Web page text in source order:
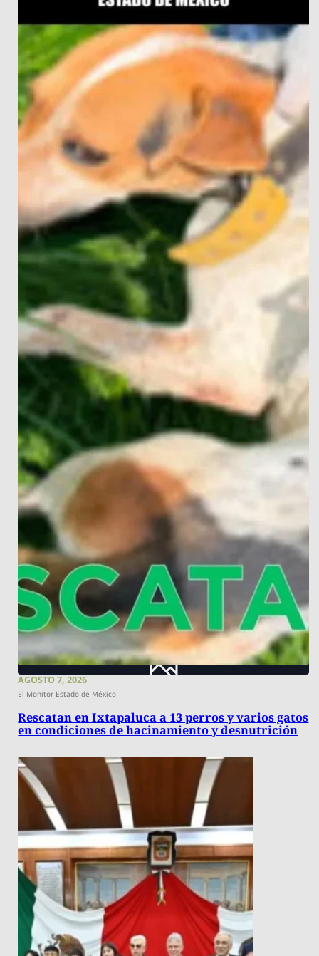
AGOSTO 7, 2026
El Monitor Estado de México
Rescatan en Ixtapaluca a 13 perros y varios gatos
en condiciones de hacinamiento y desnutrición